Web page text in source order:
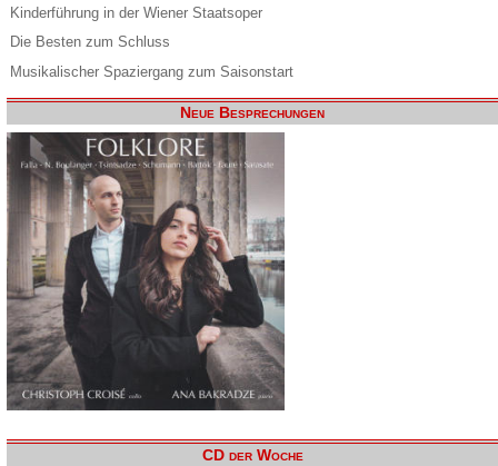
Kinderführung in der Wiener Staatsoper
Die Besten zum Schluss
Musikalischer Spaziergang zum Saisonstart
Neue Besprechungen
CD der Woche